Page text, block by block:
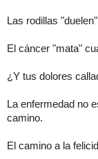
Las rodillas
El cáncer "mata"
¿Y tus dolores
La enfermedad no
camino.
El camino a la